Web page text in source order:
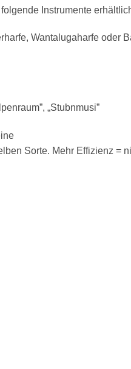
Instrumente
Wantalugaharfe oder
„Stubnmusi”
Sorte. Mehr Effizienz =